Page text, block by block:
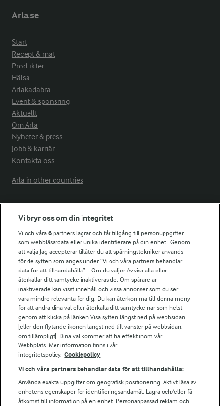
Arla.se
Start
Recept & mat
Produkter
Hälsa
Arlakadabra
Event & sponsring
Aktuellt
Om Arla
Nyheter & press
Jobb & karriär
Kontakta oss
Arla in other countries
Fler Arlasajter
För ägare
Arlas kundportal
Arla.com
Falbygdens Ost
Arla webbshop
Bildbank
Följ oss
Vi bryr oss om din integritet
Vi och våra6 partners lagrar och får tillgång till personuppgifter
som webbläsardata eller unika identifierare på din enhet . Genom
att välja Jag accepterar tillåter du att spårningstekniker används
för de syften som anges under ”Vi och våra partners behandlar
data för att tillhandahålla”. . Om du väljer Avvisa alla eller
återkallar ditt samtycke inaktiveras de. Om spårare är
inaktiverade kan visst innehåll och vissa annonser som du ser
vara mindre relevanta för dig. Du kan återkomma till denna meny
för att ändra dina val eller återkalla ditt samtycke när som helst
genom att klicka på länken Visa syften längst ned på webbsidan
[eller den flytande ikonen längst ned till vänster på webbsidan,
om tillämpligt]. Dina val kommer att ha effekt inom vår
Webbplats. Mer information finns i vår
integritetspolicy. Cookiepolicy
Vi och våra partners behandlar data för att tillhandahålla:
Använda exakta uppgifter om geografisk positionering. Aktivt läsa av
enhetens egenskaper för identifieringsändamål. Lagra och/eller få
åtkomst till information på en enhet. Personanpassad reklam och